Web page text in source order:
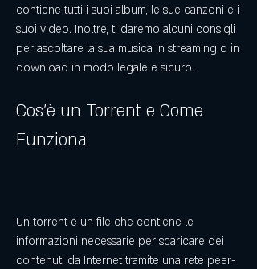
contiene tutti i suoi album, le sue canzoni e i
suoi video. Inoltre, ti daremo alcuni consigli
per ascoltare la sua musica in streaming o in
download in modo legale e sicuro.
Cos'è un Torrent e Come
Funziona
Un torrent è un file che contiene le
informazioni necessarie per scaricare dei
contenuti da Internet tramite una rete peer-